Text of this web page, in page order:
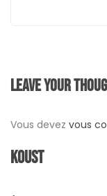
Leave your
Vous devez vous
Koust